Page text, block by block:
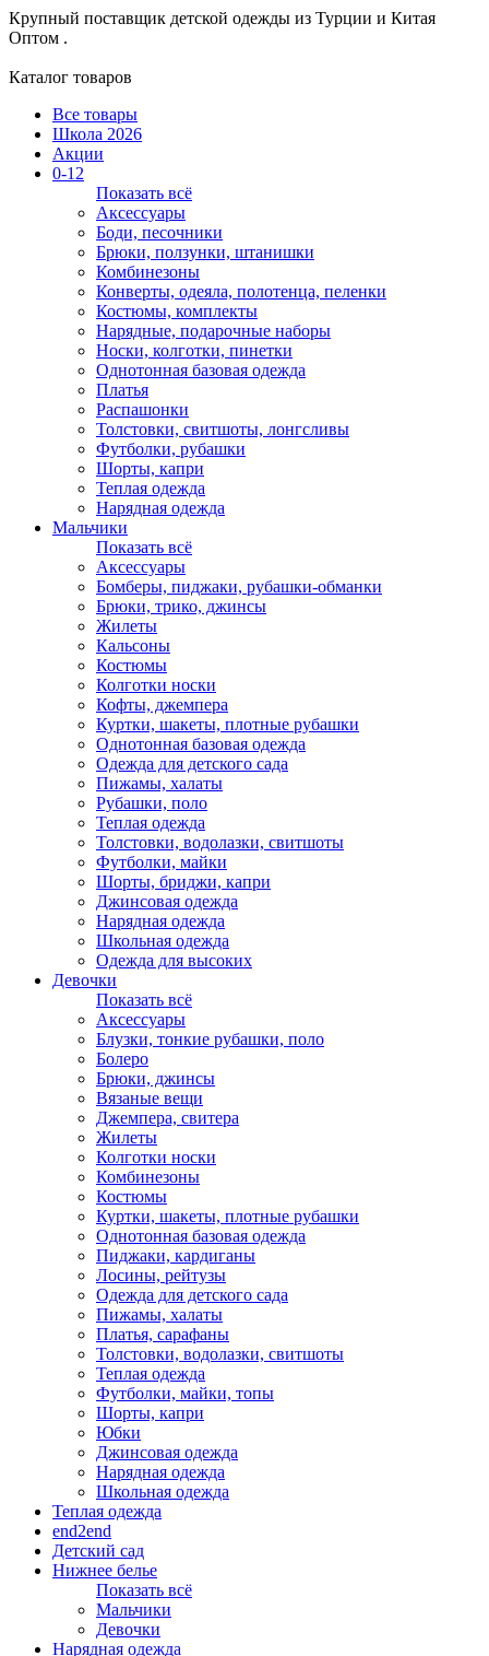
Крупный поставщик детской одежды из Турции и Китая
Оптом .
Каталог товаров
Все товары
Школа 2026
Акции
0-12
Показать всё
Аксессуары
Боди, песочники
Брюки, ползунки, штанишки
Комбинезоны
Конверты, одеяла, полотенца, пеленки
Костюмы, комплекты
Нарядные, подарочные наборы
Носки, колготки, пинетки
Однотонная базовая одежда
Платья
Распашонки
Толстовки, свитшоты, лонгсливы
Футболки, рубашки
Шорты, капри
Теплая одежда
Нарядная одежда
Мальчики
Показать всё
Аксессуары
Бомберы, пиджаки, рубашки-обманки
Брюки, трико, джинсы
Жилеты
Кальсоны
Костюмы
Колготки носки
Кофты, джемпера
Куртки, шакеты, плотные рубашки
Однотонная базовая одежда
Одежда для детского сада
Пижамы, халаты
Рубашки, поло
Теплая одежда
Толстовки, водолазки, свитшоты
Футболки, майки
Шорты, бриджи, капри
Джинсовая одежда
Нарядная одежда
Школьная одежда
Одежда для высоких
Девочки
Показать всё
Аксессуары
Блузки, тонкие рубашки, поло
Болеро
Брюки, джинсы
Вязаные вещи
Джемпера, свитера
Жилеты
Колготки носки
Комбинезоны
Костюмы
Куртки, шакеты, плотные рубашки
Однотонная базовая одежда
Пиджаки, кардиганы
Лосины, рейтузы
Одежда для детского сада
Пижамы, халаты
Платья, сарафаны
Толстовки, водолазки, свитшоты
Теплая одежда
Футболки, майки, топы
Шорты, капри
Юбки
Джинсовая одежда
Нарядная одежда
Школьная одежда
Теплая одежда
end2end
Детский сад
Нижнее белье
Показать всё
Мальчики
Девочки
Нарядная одежда